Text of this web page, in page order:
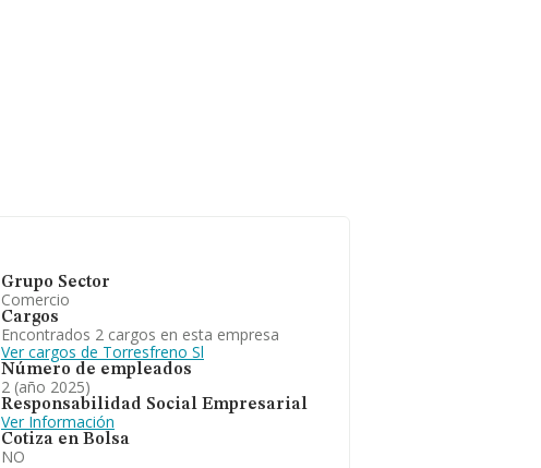
Grupo Sector
Comercio
Cargos
Encontrados 2 cargos en esta empresa
Ver cargos de Torresfreno Sl
Número de empleados
2 (año 2025)
Responsabilidad Social Empresarial
Ver Información
Cotiza en Bolsa
NO